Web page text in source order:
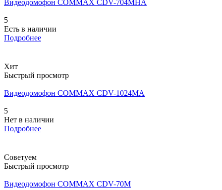
Видеодомофон COMMAX CDV-704MHA
5
Есть в наличии
Подробнее
Хит
Быстрый просмотр
Видеодомофон COMMAX CDV-1024MA
5
Нет в наличии
Подробнее
Советуем
Быстрый просмотр
Видеодомофон COMMAX CDV-70M